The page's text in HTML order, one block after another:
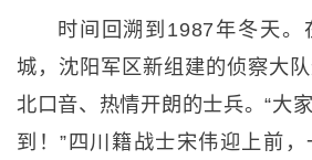
时间回溯到1987年冬天。
城，沈阳军区新组建的侦察大
北口音、热情开朗的士兵。“大
到！”四川籍战士宋伟迎上前